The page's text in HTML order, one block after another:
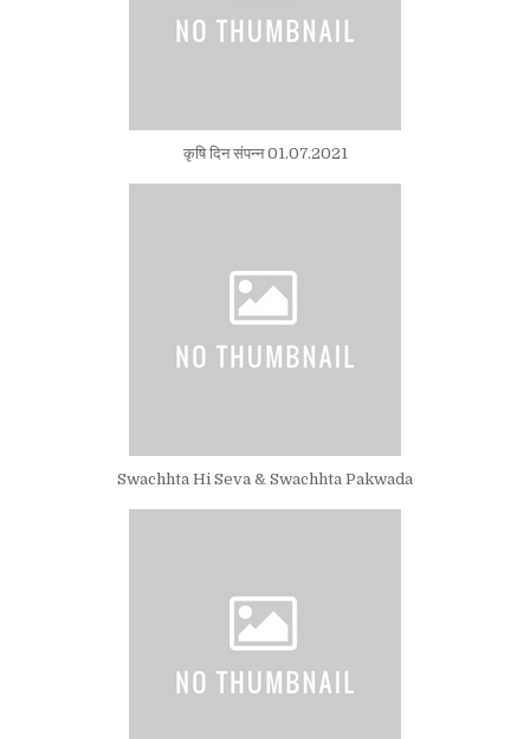
कृषि दिन संपन्न 01.07.2021
Swachhta Hi Seva & Swachhta Pakwada